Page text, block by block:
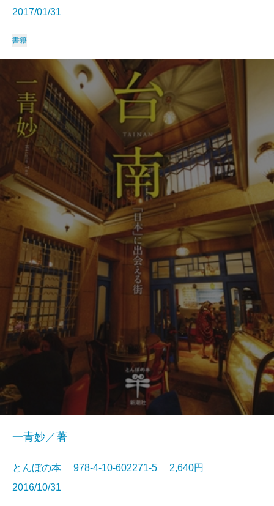
2017/01/31
書籍
一青妙／著
とんぼの本 978-4-10-602271-5 2,640円
2016/10/31